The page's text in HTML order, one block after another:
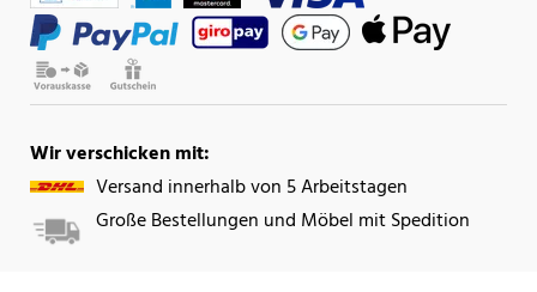
Wir verschicken mit:
Versand innerhalb von 5 Arbeitstagen
Große Bestellungen und Möbel mit Spedition